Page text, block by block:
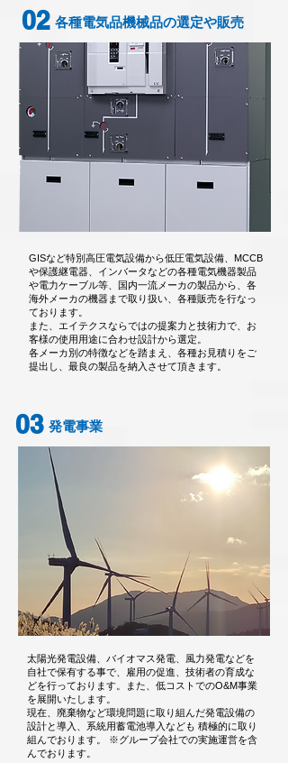
02 各種電気品機械品の選定や販売
GISなど特別高圧電気設備から低圧電気設備、MCCB
や保護継電器、インバータなどの各種電気機器製品
や電力ケーブル等、国内一流メーカの製品から、各
海外メーカの機器まで取り扱い、各種販売を行なっ
ております。
また、エイテクスならではの提案力と技術力で、お
客様の使用用途に合わせ設計から選定。
各メーカ別の特徴などを踏まえ、各種お見積りをご
提出し、最良の製品を納入させて頂きます。
発電事業
03
太陽光発電設備、バイオマス発電、風力発電などを
自社で保有する事で、雇用の促進、技術者の育成な
どを行っております。また、低コストでのO&M事業
を展開いたします。
現在、廃棄物など環境問題に取り組んだ発電設備の
設計と導入、系統用蓄電池導入なども 積極的に取り
組んでおります。 ※グループ会社での実施運営を含
んでおります。